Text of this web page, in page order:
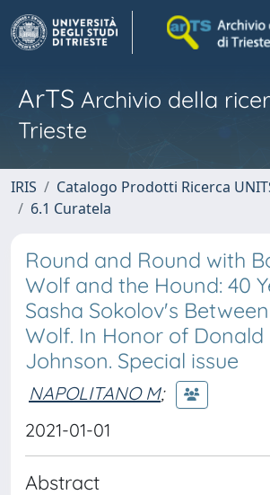
ArTS Archivio della
Trieste
IRIS Catalogo Prodotti Ricerca
6.1 Curatela
Round and Round with
Wolf and the Hound: 40
Sasha Sokolov's
Wolf. In Honor of Donald
Johnson. Special issue
NAPOLITANO M;
2021-01-01
Abstract